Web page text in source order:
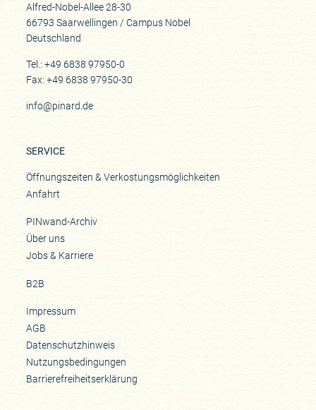
Alfred-Nobel-Allee 28-30
66793 Saarwellingen / Campus Nobel
Deutschland
Tel.: +49 6838 97950-0
Fax: +49 6838 97950-30
info@pinard.de
SERVICE
Öffnungszeiten & Verkostungsmöglichkeiten
Anfahrt
PINwand-Archiv
Über uns
Jobs & Karriere
B2B
Impressum
AGB
Datenschutzhinweis
Nutzungsbedingungen
Barrierefreiheitserklärung